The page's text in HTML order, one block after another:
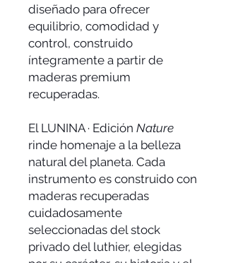
diseñado para ofrecer
equilibrio, comodidad y
control, construido
íntegramente a partir de
maderas premium
recuperadas.
El LUNINA · Edición Nature
rinde homenaje a la belleza
natural del planeta. Cada
instrumento es construido con
maderas recuperadas
cuidadosamente
seleccionadas del stock
privado del luthier, elegidas